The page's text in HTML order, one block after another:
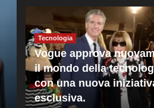
Crans
ricorso
costituzione
governo
Tecnologia
Vogue approva
il mondo della
con una nuova
esclusiva.